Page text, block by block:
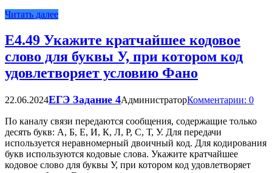
Читать далее
Е4.49 Укажите кратчайшее кодовое
слово для буквы У, при котором код
удовлетворяет условию Фано
22.06.2024ЕГЭ Задание 4АдминистраторКомментарии: 0
По каналу связи передаются сообщения, содержащие только
десять букв: А, Б, Е, И, К, Л, Р, С, Т, У. Для передачи
используется неравномерный двоичный код. Для кодирования
букв используются кодовые слова. Укажите кратчайшее
кодовое слово для буквы У, при котором код удовлетворяет